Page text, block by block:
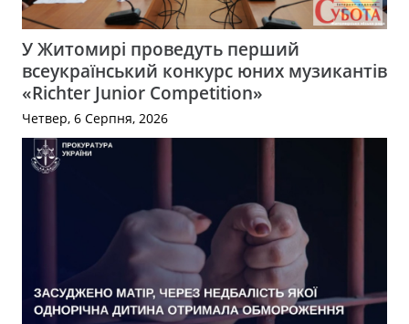
У Житомирі проведуть перший
всеукраїнський конкурс юних музикантів
«Richter Junior Competition»
Четвер, 6 Серпня, 2026